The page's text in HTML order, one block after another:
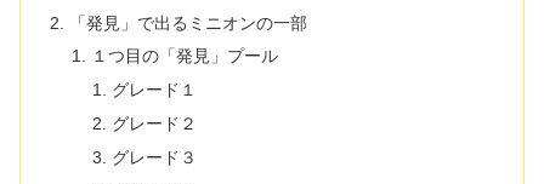
「発見」で出るミニオンの一部
１つ目の「発見」プール
グレード１
グレード２
グレード３